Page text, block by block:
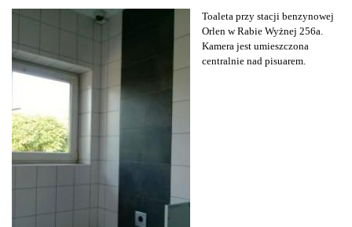
Toaleta przy stacji benzynowej
Orlen w Rabie Wyżnej 256a.
Kamera jest umieszczona
centralnie nad pisuarem.